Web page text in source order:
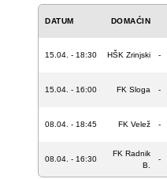
DATUM DOMAĆIN
15.04. - 18:30 HŠK Zrinjski -
15.04. - 16:00 FK Sloga -
08.04. - 18:45 FK Velež -
08.04. - 16:30
FK Radnik
B.
-